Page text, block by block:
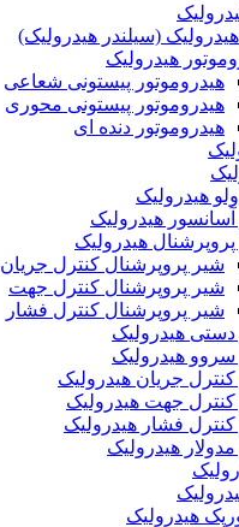
(سیلندر هیدرولیک)
هیدرولیک
هیدروموتور پیستونی شعاعی
هیدروموتور پیستونی محوری
هیدروموتور دنده ای
هیدرولیک
هیدرولیک
هیدرولیک
شیر پروپرشنال کنترل جریان
شیر پروپرشنال کنترل جهت
شیر پروپرشنال کنترل فشار
هیدرولیک
هیدرولیک
جریان هیدرولیک
جهت هیدرولیک
فشار هیدرولیک
هیدرولیک
هیدرولیک